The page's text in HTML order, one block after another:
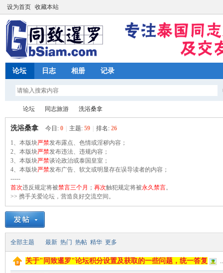
设为首页 收藏本站
论坛 日志 相册 记录
同
致
»
论坛
›
同志旅游
›
洗浴桑拿
洗浴桑拿 今日: 0 主题: 59 排名: 26
1、本版块严禁发布露点、色情或淫秽内容；
2、本版块严禁发布违法、违规内容；
3、本版块严禁谈论政治或泰国皇室；
4、本版块严禁发布广告、软文或明显存在误导读者的内容；
-----
首次违反规定将被禁言三个月 ； 再次触犯规定将被永久禁言。
>> 携手关爱论坛，营造良好交流空间。
全部主题 最新 热门 热帖 精华 更多
关于"同致暹罗"论坛积分设置及获取的一些问题，统一答复